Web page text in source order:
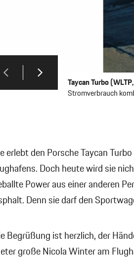
Taycan Turbo
Stromverbrauch
erlebt den Porsche Taycan
Doch heute wird sie
Power aus einer anderen
Denn sie darf den
Begrüßung ist herzlich, der
große Nicola Winter am